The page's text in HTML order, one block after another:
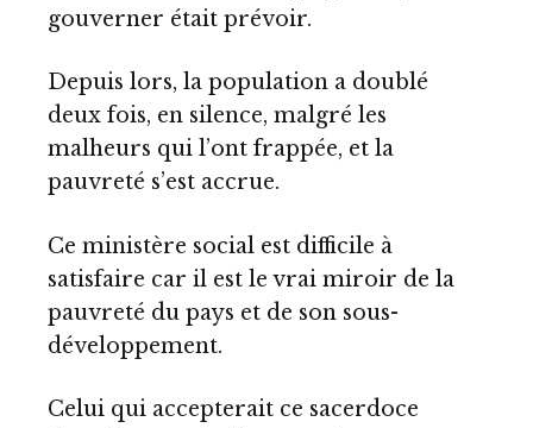
gouverner était prévoir.
Depuis lors, la population a doublé
deux fois, en silence, malgré les
malheurs qui l’ont frappée, et la
pauvreté s’est accrue.
Ce ministère social est difficile à
satisfaire car il est le vrai miroir de la
pauvreté du pays et de son sous-
développement.
Celui qui accepterait ce sacerdoce